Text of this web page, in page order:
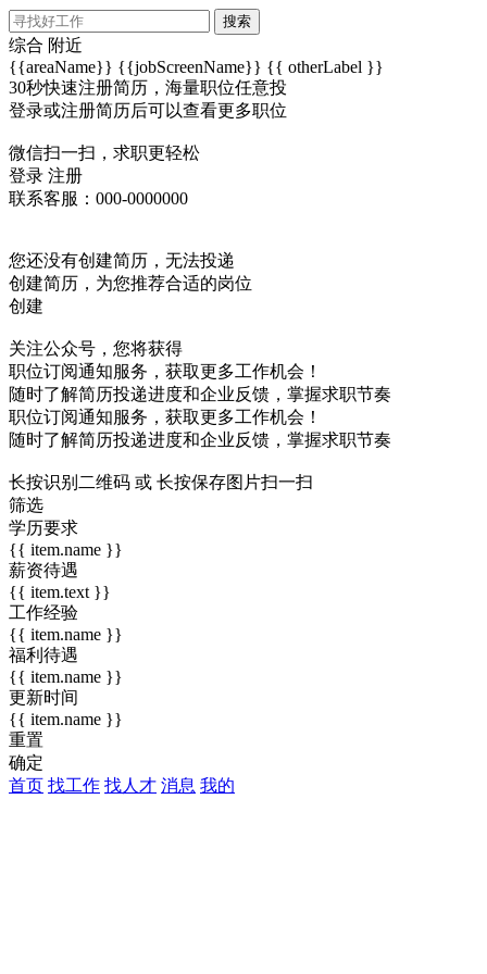
搜索
综合 附近
{{areaName}} {{jobScreenName}} {{ otherLabel }}
30秒快速注册简历，海量职位任意投
登录或注册简历后可以查看更多职位
微信扫一扫，求职更轻松
登录 注册
联系客服：000-0000000
您还没有创建简历，无法投递
创建简历，为您推荐合适的岗位
创建
关注公众号，您将获得
职位订阅通知服务，获取更多工作机会！
随时了解简历投递进度和企业反馈，掌握求职节奏
职位订阅通知服务，获取更多工作机会！
随时了解简历投递进度和企业反馈，掌握求职节奏
长按识别二维码 或 长按保存图片扫一扫
筛选
学历要求
{{ item.name }}
薪资待遇
{{ item.text }}
工作经验
{{ item.name }}
福利待遇
{{ item.name }}
更新时间
{{ item.name }}
重置
确定
首页 找工作 找人才 消息 我的